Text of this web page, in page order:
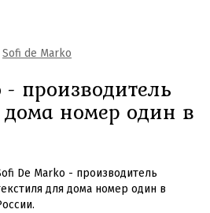
Sofi de Marko
производитель
дома номер один в
Dе Marko - производитель
для дома номер один в